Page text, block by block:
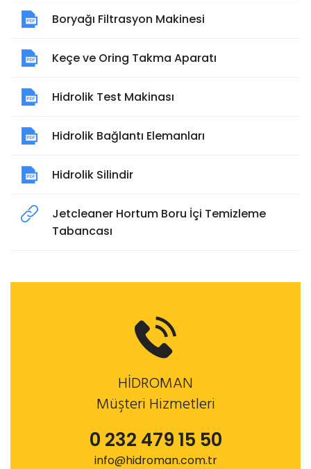
Boryağı Filtrasyon Makinesi
Keçe ve Oring Takma Aparatı
Hidrolik Test Makinası
Hidrolik Bağlantı Elemanları
Hidrolik Silindir
Jetcleaner Hortum Boru İçi Temizleme
Tabancası
HİDROMAN
Müşteri Hizmetleri
0 232 479 15 50
info@hidroman.com.tr